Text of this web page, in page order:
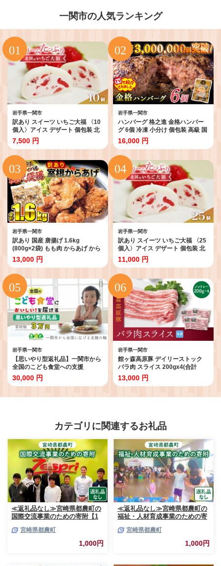
一関市の人気ランキング
岩手県一関市
訳あり スイーツ いちご大福 〈10
個入〉アイス デザート 個包装 北
国のいちご大福 いちご 苺 アイス
クリーム 大容量 生クリーム大福
大福 和菓子 お菓子 小分け 人気 ギ
フト 贈答用 冷凍 いちごだいふく
スィーツ 人気ランキング おすす
め ichigo daifuku 岩手県 一関市
7,500 円
岩手県一関市
ハンバーグ 格之進 金格ハンバー
グ 6個 冷凍 小分け 個包装 高級 国
産 お惣菜 おかず お弁当 無添加 国
産牛 合挽き 無添加 黒毛和牛 高級
お取り寄せ 肉 ギフト 人気 岩手県
一関市 弁当 冷凍食品 はんばーぐ
hannba-gu
16,000 円
岩手県一関市
訳あり 国産 唐揚げ 1.6kg
(800g×2袋) もも肉 からあげ から
揚げ カラアゲ 冷凍 冷凍食品 お弁
当 弁当 おかず 惣菜 鶏もも 鶏 簡
単 時短 家ごはん 夏休み 昼食 室根
からあげ karaage 規格外 不揃い
一関市 岩手県 〈最高金賞4回受
賞〉
13,000 円
岩手県一関市
訳あり スイーツ いちご大福 〈25
個入〉アイス デザート 個包装 北
国のいちご大福 いちご 苺 アイス
クリーム 大容量 生クリーム大福
大福 和菓子 お菓子 小分け 人気 ギ
フト 贈答用 冷凍 いちごだいふく
スィーツ 人気ランキング おすす
め ichigo daifuku 岩手県 一関市
11,000 円
岩手県一関市
【思いやり型返礼品】一関市から
全国のこども食堂への支援
（SDGs×ふるさと納税）3万円 子
ども食堂 子供食堂
30,000 円
岩手県一関市
館ヶ森高原豚 デイリーストック
バラ肉 スライス 200gx4(合計
800g)
13,000 円
カテゴリに関連するお礼品
≪返礼品なし≫宮崎県都農町の
国際交流事業のための寄附【1
宮崎県都農町
1,000円
≪返礼品なし≫宮崎県都農町の
福祉・人材育成事業のための寄
宮崎県都農町
1,000円